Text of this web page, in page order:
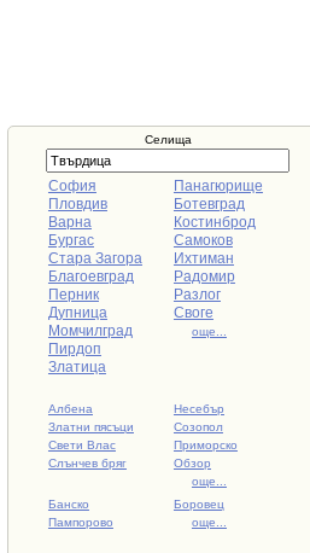
Селища
София
Пловдив
Варна
Бургас
Стара Загора
Благоевград
Перник
Дупница
Момчилград
Пирдоп
Златица
Панагюрище
Ботевград
Костинброд
Самоков
Ихтиман
Радомир
Разлог
Своге
още...
Албена
Златни пясъци
Свети Влас
Слънчев бряг
Несебър
Созопол
Приморско
Обзор
още...
Банско
Пампорово
Боровец
още...